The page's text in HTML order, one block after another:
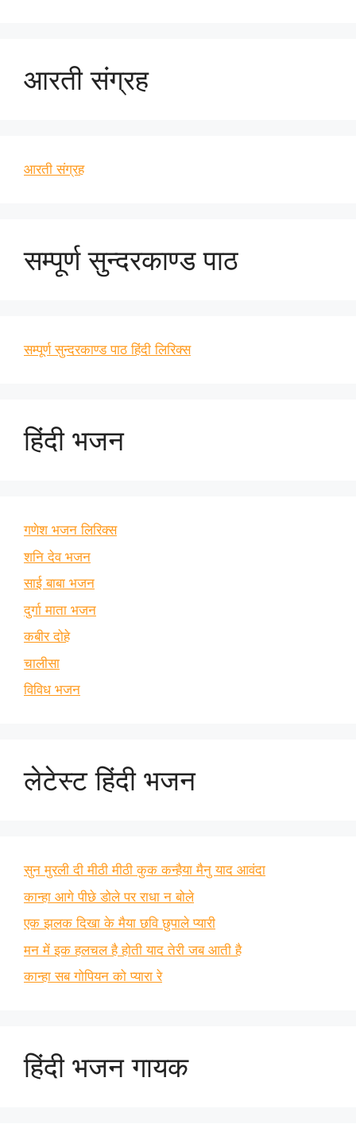
आरती संग्रह
आरती संग्रह
सम्पूर्ण सुन्दरकाण्ड पाठ
सम्पूर्ण सुन्दरकाण्ड पाठ हिंदी लिरिक्स
हिंदी भजन
गणेश भजन लिरिक्स
शनि देव भजन
साई बाबा भजन
दुर्गा माता भजन
कबीर दोहे
चालीसा
विविध भजन
लेटेस्ट हिंदी भजन
सुन मुरली दी मीठी मीठी कुक कन्हैया मैनु याद आवंदा
कान्हा आगे पीछे डोले पर राधा न बोले
एक झलक दिखा के मैया छवि छुपाले प्यारी
मन में इक हलचल है होती याद तेरी जब आती है
कान्हा सब गोपियन को प्यारा रे
हिंदी भजन गायक